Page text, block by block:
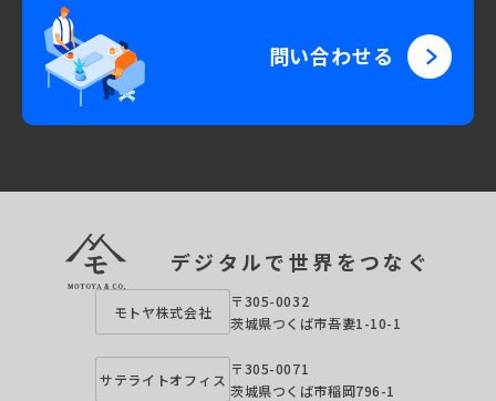
問い合わせる
デジタルで世界をつなぐ
モトヤ株式会社
〒305-0032
茨城県つくば市吾妻1-10-1
サテライトオフィス
〒305-0071
茨城県つくば市稲岡796-1